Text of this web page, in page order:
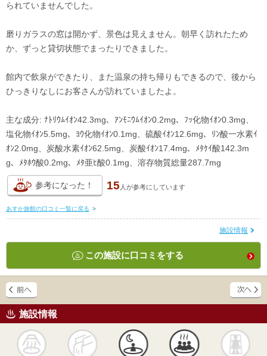
られていませんでした。
磨りガラスの窓は開かず、景色は見えません。朝早く訪れたため
か、ずっと貸切状態でまったりできました。
館内で飲泉ができたり、また温泉の持ち帰りもできるので、後から
ひっきりなしにお客さんが訪れていましたよ。
主な成分: ﾅﾄﾘｳﾑｲｵﾝ42.3mg、ｱﾝﾓﾆｳﾑｲｵﾝ0.2mg、ﾌｯ化物ｲｵﾝ0.3mg、
塩化物ｲｵﾝ5.5mg、ﾖｳ化物ｲｵﾝ0.1mg、硫酸ｲｵﾝ12.6mg、ﾘﾝ酸一水素ｲ
ｵﾝ2.0mg、炭酸水素ｲｵﾝ62.5mg、炭酸ｲｵﾝ17.4mg、ﾒﾀｹｲ酸142.3m
g、ﾒﾀﾎｳ酸0.2mg、ﾒﾀ亜ﾋ酸0.1mg、溶存物質総量287.7mg
参考になった！ 15 人が参考にしています
あすか旅館の口コミ一覧に戻る >
施設情報
この施設に口コミをする
施設情報
かけ流し 露天風呂 貸切風呂